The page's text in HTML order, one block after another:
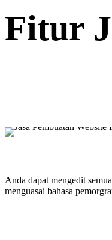
Fitur
Anda dapat mengedit
menguasai bahasa